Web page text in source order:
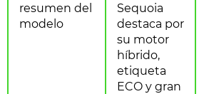
resumen del
modelo
Sequoia
destaca por
su motor
híbrido,
etiqueta
ECO y gran